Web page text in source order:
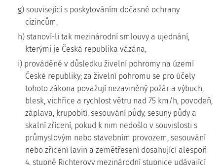
g) související s poskytováním dočasné ochrany
cizincům,
h) stanoví-li tak mezinárodní smlouvy a ujednání,
kterými je Česká republika vázána,
i) prováděné v důsledku živelní pohromy na území
České republiky; za živelní pohromu se pro účely
tohoto zákona považují nezaviněný požár a výbuch,
blesk, vichřice a rychlost větru nad 75 km/h, povodeň,
záplava, krupobití, sesouvání půdy, sesuny půdy a
skalní zřícení, pokud k nim nedošlo v souvislosti s
průmyslovým nebo stavebním provozem, sesouvání
nebo zřícení lavin a zemětřesení dosahující alespoň
4. stupně Richterovy mezinárodní stupnice udávající